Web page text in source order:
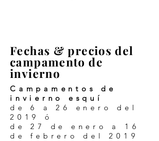
Fechas & precios del
campamento de
invierno
Campamentos de
invierno esquí
de 6 a 26 enero del
2019 ó
de 27 de enero a 16
de febrero del 2019